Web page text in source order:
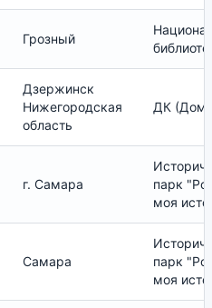
Грозный
Дзержинск
Нижегородская
область
ДК (Дом
г. Самара
парк
моя
Самара
парк
моя